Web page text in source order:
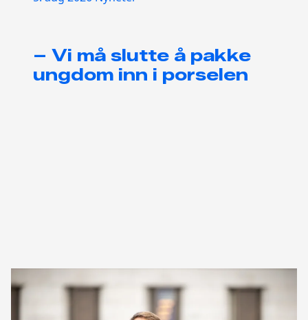
– Vi må slutte å pakke
ungdom inn i porselen